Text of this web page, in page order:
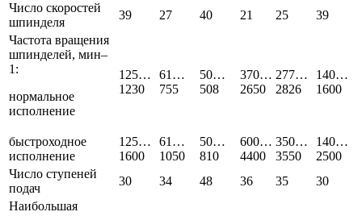
Число скоростей
шпинделя
39 27 40 21 25
39
Частота вращения
шпинделей, мин–
1:
нормальное
исполнение
125…
1230
61…
755
50…
508
370…
2650
277…
2826
140…
1600
быстроходное
исполнение
125…
1600
61…
1050
50…
810
600…
4400
350…
3550
140…
2500
Число ступеней
подач
30 34 48 36 35
30
Наибольшая